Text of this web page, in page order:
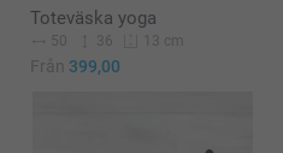
Toteväska yoga
50 36 13 cm
Från 399,00